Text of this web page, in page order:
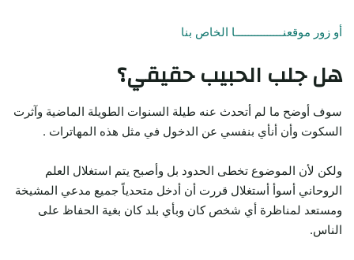
أو زور موقعنـــــــــــــــا الخاص بنا
هل جلب الحبيب حقيقي؟
سوف أوضح ما لم أتحدث عنه طيلة السنوات الطويلة الماضية وآثرت
السكوت وأن أنأي بنفسي عن الدخول في مثل هذه المهاترات .
ولكن لأن الموضوع تخطى الحدود بل وأصبح يتم استغلال العلم
الروحاني أسوأ أستغلال قررت أن أدخل متحدياً جميع مدعي المشيخة
ومستعد لمناظرة أي شخص كان وبأي بلد كان بغية الحفاظ على
الناس.